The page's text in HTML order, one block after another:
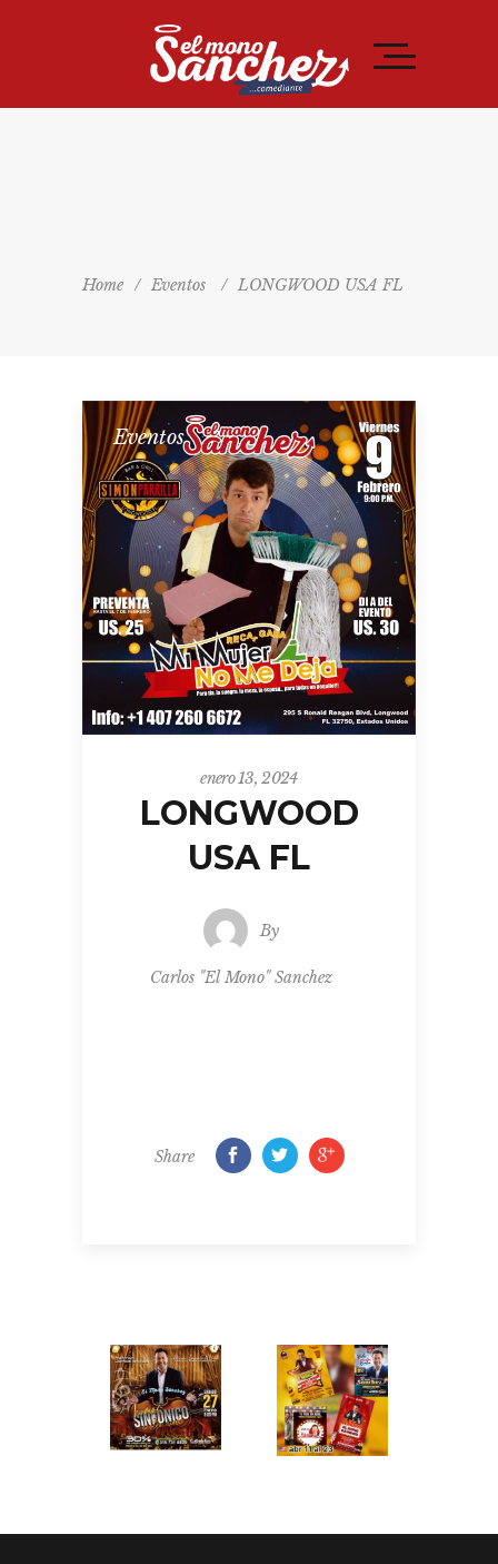
Home / Eventos / LONGWOOD USA FL
Eventos
enero 13, 2024
LONGWOOD
USA FL
By
Carlos "El Mono" Sanchez
Share